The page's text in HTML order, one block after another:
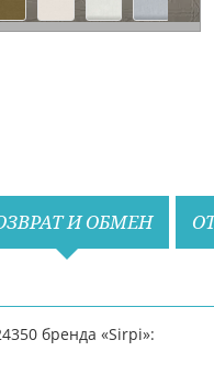
И ОБМЕН
бренда «Sirpi»: